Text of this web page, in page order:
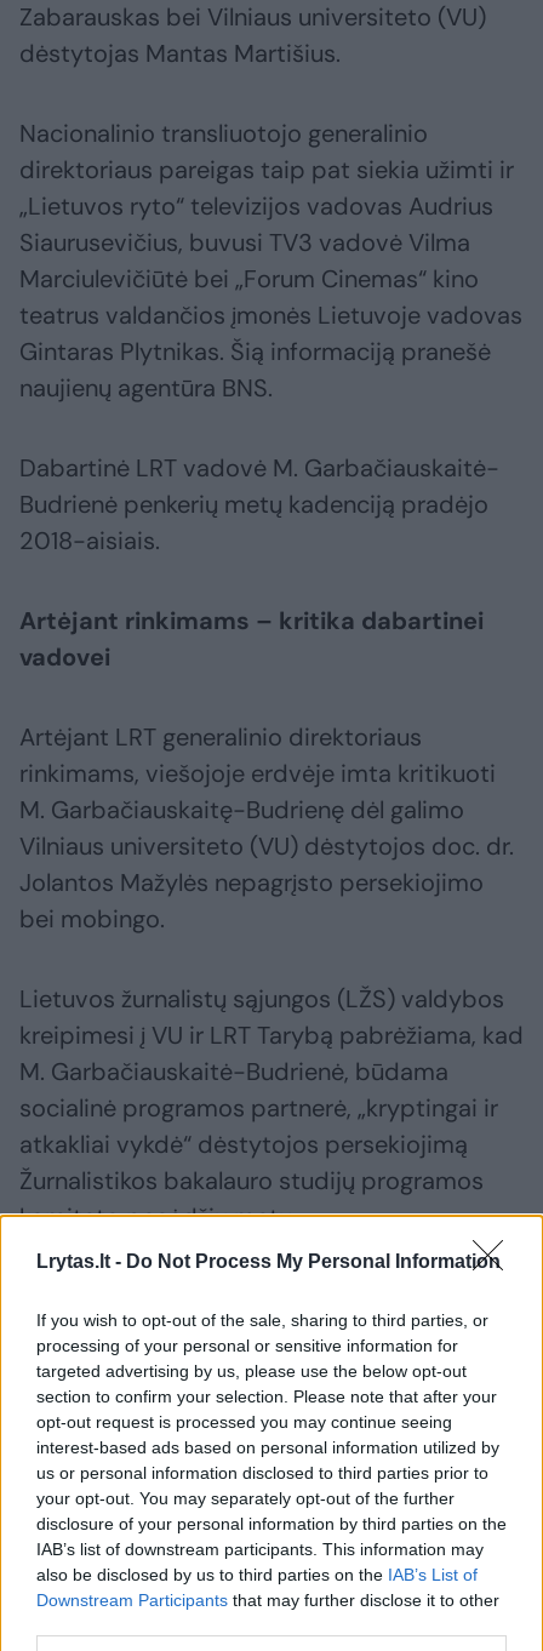
Lrytas.lt - Do Not Process My Personal Information
If you wish to opt-out of the sale, sharing to third parties, or
processing of your personal or sensitive information for
targeted advertising by us, please use the below opt-out
section to confirm your selection. Please note that after your
opt-out request is processed you may continue seeing
interest-based ads based on personal information utilized by
us or personal information disclosed to third parties prior to
your opt-out. You may separately opt-out of the further
disclosure of your personal information by third parties on the
IAB’s list of downstream participants. This information may
also be disclosed by us to third parties on the IAB’s List of
Downstream Participants that may further disclose it to other
Zabarauskas bei Vilniaus universiteto (VU)
dėstytojas Mantas Martišius.
Nacionalinio transliuotojo generalinio
direktoriaus pareigas taip pat siekia užimti ir
„Lietuvos ryto“ televizijos vadovas Audrius
Siaurusevičius, buvusi TV3 vadovė Vilma
Marciulevičiūtė bei „Forum Cinemas“ kino
teatrus valdančios įmonės Lietuvoje vadovas
Gintaras Plytnikas. Šią informaciją pranešė
naujienų agentūra BNS.
Dabartinė LRT vadovė M. Garbačiauskaitė-
Budrienė penkerių metų kadenciją pradėjo
2018-aisiais.
Artėjant rinkimams – kritika dabartinei
vadovei
Artėjant LRT generalinio direktoriaus
rinkimams, viešojoje erdvėje imta kritikuoti
M. Garbačiauskaitę-Budrienę dėl galimo
Vilniaus universiteto (VU) dėstytojos doc. dr.
Jolantos Mažylės nepagrįsto persekiojimo
bei mobingo.
Lietuvos žurnalistų sąjungos (LŽS) valdybos
kreipimesi į VU ir LRT Tarybą pabrėžiama, kad
M. Garbačiauskaitė-Budrienė, būdama
socialinė programos partnerė, „kryptingai ir
atkakliai vykdė“ dėstytojos persekiojimą
Žurnalistikos bakalauro studijų programos
komiteto posėdžių metu.
Susiję straipsniai